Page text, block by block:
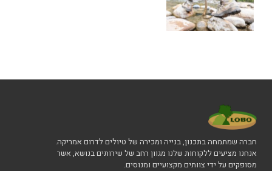
חברה שמתמחה בתכנון, בנייה ומכירה של טיולים לדרום אמריקה.
אנחנו מציעים ללקוחות שלנו מגוון רחב של שירותים בנושא, אשר
מסופקים על ידי צוותים מקצועיים ומנוסים.